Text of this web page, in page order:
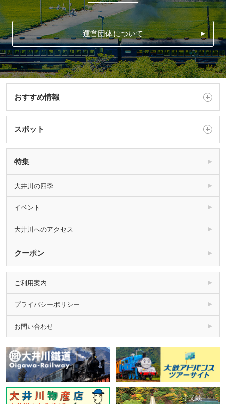
運営団体について
おすすめ情報
スポット
特集
大井川の四季
イベント
大井川へのアクセス
クーポン
ご利用案内
プライバシーポリシー
お問い合わせ